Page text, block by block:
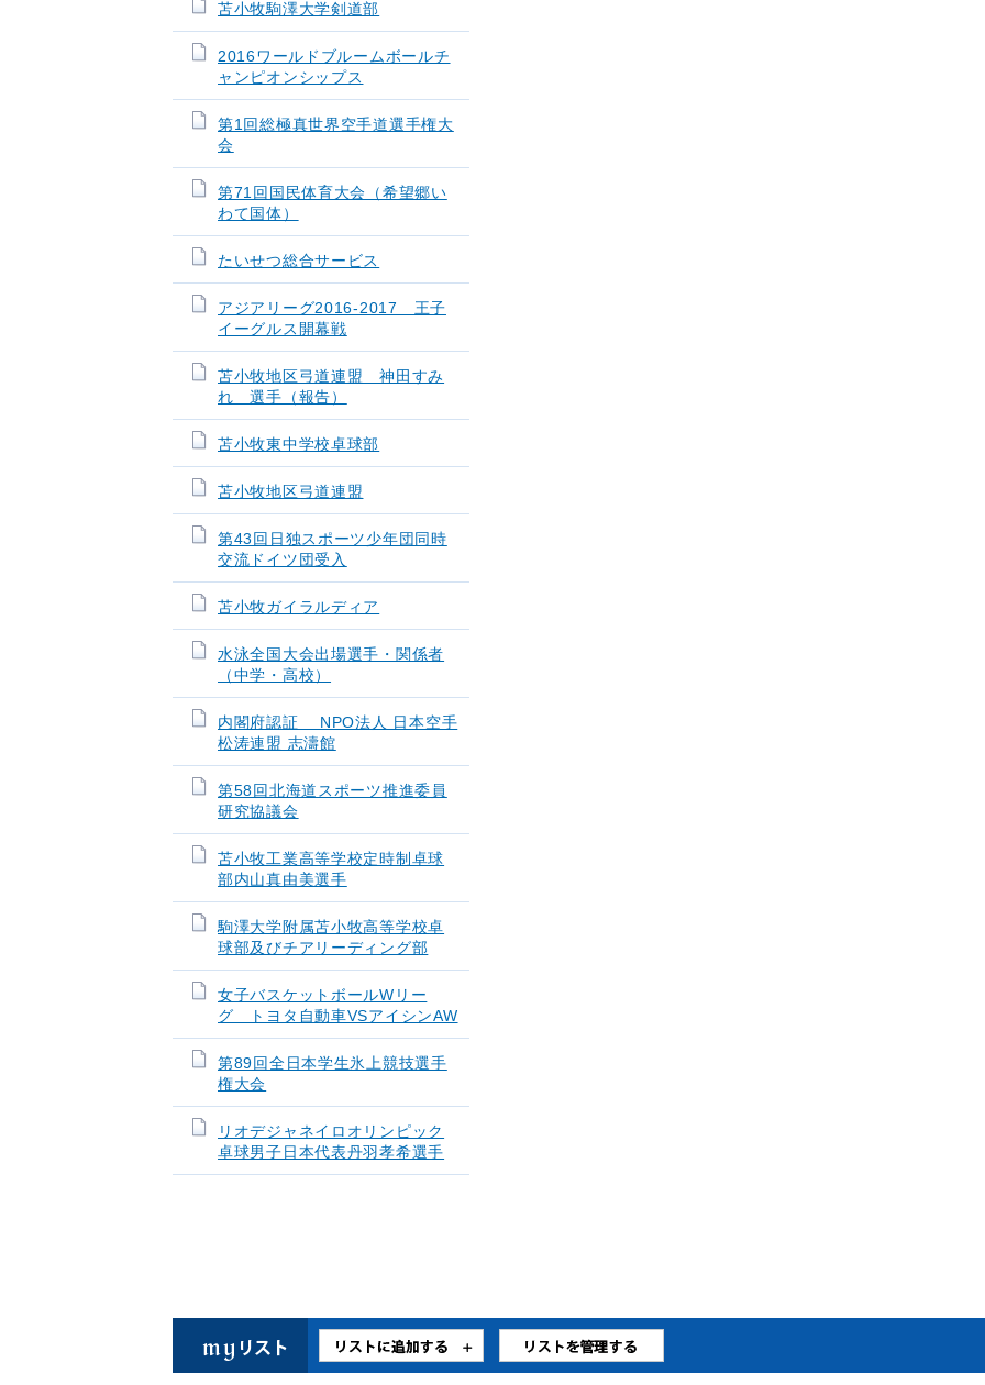
苫小牧駒澤大学剣道部
2016ワールドブルームボールチ
ャンピオンシップス
第1回総極真世界空手道選手権大
会
第71回国民体育大会（希望郷い
わて国体）
たいせつ総合サービス
アジアリーグ2016‐2017 王子
イーグルス開幕戦
苫小牧地区弓道連盟 神田すみ
れ 選手（報告）
苫小牧東中学校卓球部
苫小牧地区弓道連盟
第43回日独スポーツ少年団同時
交流ドイツ団受入
苫小牧ガイラルディア
水泳全国大会出場選手・関係者
（中学・高校）
内閣府認証 NPO法人 日本空手
松涛連盟 志濤館
第58回北海道スポーツ推進委員
研究協議会
苫小牧工業高等学校定時制卓球
部内山真由美選手
駒澤大学附属苫小牧高等学校卓
球部及びチアリーディング部
女子バスケットボールWリー
グ トヨタ自動車VSアイシンAW
第89回全日本学生氷上競技選手
権大会
リオデジャネイロオリンピック
卓球男子日本代表丹羽孝希選手